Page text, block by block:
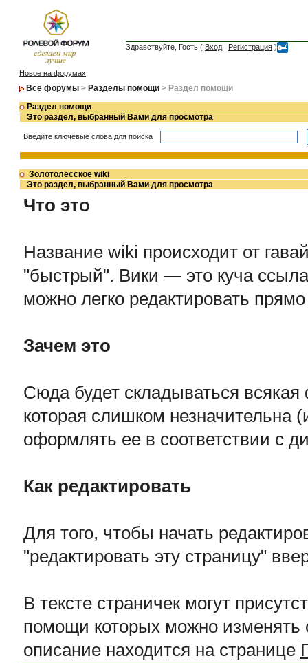
Здравствуйте, Гость ( Вход | Регистрация )
Новое на форумах
Все форумы > Разделы помощи > Раздел помощи
Раздел помощи
Это раздел, выбранный Вами для просмотра
Введите ключевые слова для поиска
Золотолесское wiki
Это раздел, выбранный Вами для просмотра
Что это
Название wiki происходит от
"быстрый". Вики — это куча
можно легко редактировать
Зачем это
Сюда будет складываться
которая слишком незначительна
оформлять ее в соответствии с
Как редактировать
Для того, чтобы начать
"редактировать эту страницу"
В тексте страничек могут
помощи которых можно изменять
описание находится на странице